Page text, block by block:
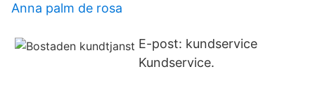
Anna palm de rosa
E-post: kundservice
Kundservice.